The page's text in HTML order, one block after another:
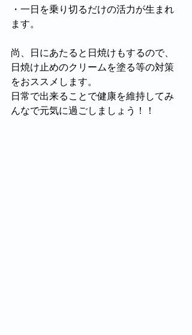
・一日を乗り切るだけの活力が生まれ
ます。
尚、日にあたると日焼けもするので、
日焼け止めのクリームを塗る等の対策
をおススメします。
日常で出来ることで健康を維持してみ
んなで元気に過ごしましょう！！